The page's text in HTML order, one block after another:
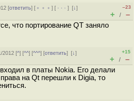
[ответить] [ ﹢﹢﹢] [ · · ·][↓]
–23
+ / –
что портирование QT заняло
2012 [^] [^^] [^^^] [ответить][↓]
+15
+ / –
в платы Nokia. Его делали
на Qt перешли к Digia, то